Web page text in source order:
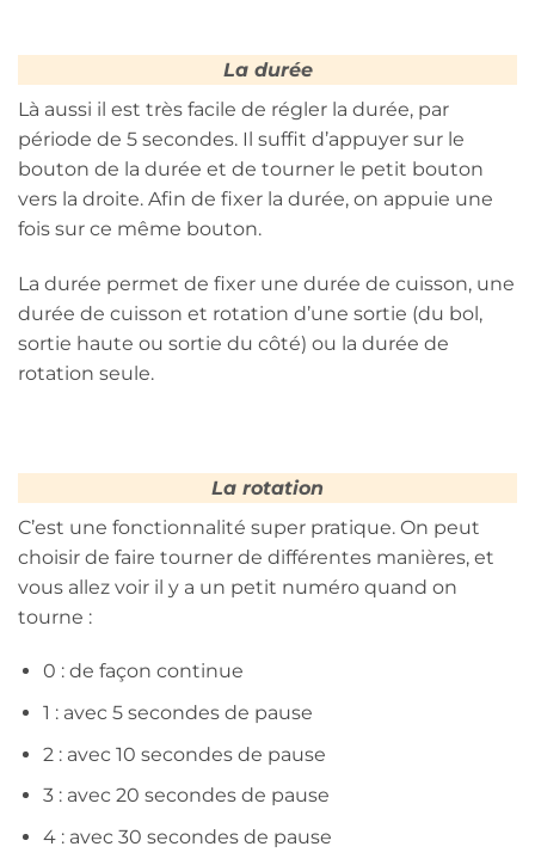
La durée
Là aussi il est très facile de régler la durée, par
période de 5 secondes. Il suffit d’appuyer sur le
bouton de la durée et de tourner le petit bouton
vers la droite. Afin de fixer la durée, on appuie une
fois sur ce même bouton.
La durée permet de fixer une durée de cuisson, une
durée de cuisson et rotation d’une sortie (du bol,
sortie haute ou sortie du côté) ou la durée de
rotation seule.
La rotation
C’est une fonctionnalité super pratique. On peut
choisir de faire tourner de différentes manières, et
vous allez voir il y a un petit numéro quand on
tourne :
0 : de façon continue
1 : avec 5 secondes de pause
2 : avec 10 secondes de pause
3 : avec 20 secondes de pause
4 : avec 30 secondes de pause